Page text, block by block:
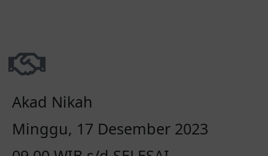
Akad Nikah
Minggu, 17 Desember 2023